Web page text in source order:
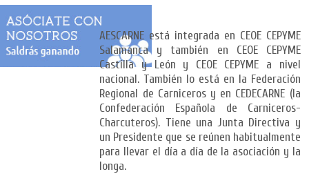
AESCARNE está integrada en CEOE CEPYME
Salamanca y también en CEOE CEPYME
Castilla y León y CEOE CEPYME a nivel
nacional. También lo está en la Federación
Regional de Carniceros y en CEDECARNE (la
Confederación Española de Carniceros-
Charcuteros). Tiene una Junta Directiva y
un Presidente que se reúnen habitualmente
para llevar el día a día de la asociación y la
longa.